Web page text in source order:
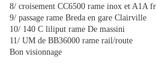
8/ croisement CC6500 rame inox et A1A
9/ passage rame Breda en gare Clairville
10/ 140 C liliput rame De massini
11/ UM de BB36000 rame rail/route
Bon visionnage